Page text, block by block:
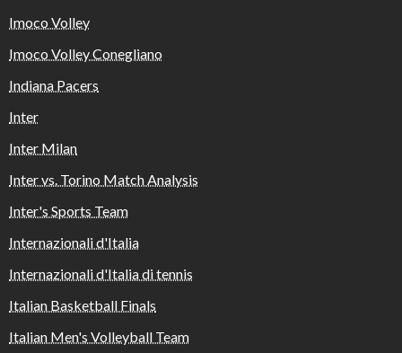
Imoco Volley
Imoco Volley Conegliano
Indiana Pacers
Inter
Inter Milan
Inter vs. Torino Match Analysis
Inter's Sports Team
Internazionali d'Italia
Internazionali d'Italia di tennis
Italian Basketball Finals
Italian Men's Volleyball Team